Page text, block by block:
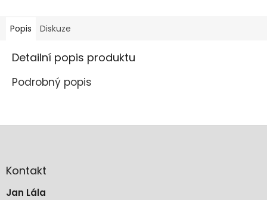
Popis Diskuze
Detailní popis produktu
Podrobný popis
aKontakt
Jan Lála